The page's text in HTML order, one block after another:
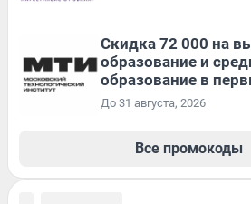
Скидка 72 000 на
образование и
образование в
До 31 августа, 2026
Все промокоды